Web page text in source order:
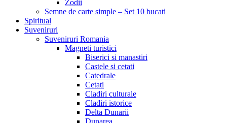
Zodii
Semne de carte simple – Set 10 bucati
Spiritual
Suveniruri
Suveniruri Romania
Magneti turistici
Biserici si manastiri
Castele si cetati
Catedrale
Cetati
Cladiri culturale
Cladiri istorice
Delta Dunarii
Dunarea